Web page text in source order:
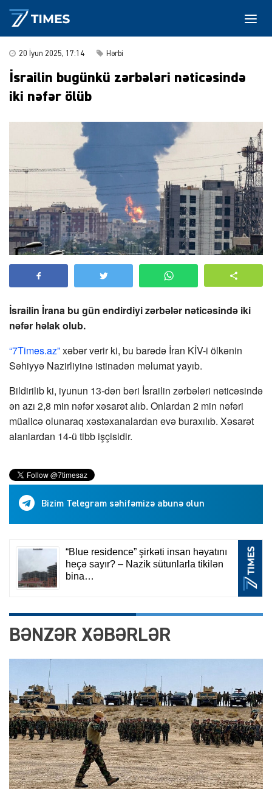
20 İyun 2025, 17:14 Hərbi
İsrailin bugünkü zərbələri nəticəsində
iki nəfər ölüb
İsrailin İrana bu gün endirdiyi zərbələr nəticəsində iki
nəfər həlak olub.
“7Times.az”xəbər verir ki, bu barədə İran KİV-i ölkənin
Səhiyyə Nazirliyinə istinadən məlumat yayıb.
Bildirilib ki, iyunun 13-dən bəri İsrailin zərbələri nəticəsində
ən azı 2,8 min nəfər xəsarət alıb. Onlardan 2 min nəfəri
müalicə olunaraq xəstəxanalardan evə buraxılıb. Xəsarət
alanlardan 14-ü tibb işçisidir.
Bizim Telegram səhifəmizə abunə olun
BƏNZƏR XƏBƏRLƏR